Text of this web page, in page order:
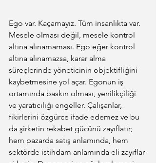
Ego var. Kaçamayız. Tüm insanlıkta var.
Mesele olması değil, mesele kontrol
altına alınamaması. Ego eğer kontrol
altına alınamazsa, karar alma
süreçlerinde yöneticinin objektifliğini
kaybetmesine yol açar. Egonun iş
ortamında baskın olması, yenilikçiliği
ve yaratıcılığı engeller. Çalışanlar,
fikirlerini özgürce ifade edemez ve bu
da şirketin rekabet gücünü zayıflatır;
hem pazarda satış anlamında, hem
sektörde istihdam anlamında eli zayıflar